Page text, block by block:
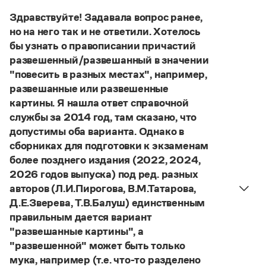
Справочники
Правила русской орфографии и пунктуации
Русский язык. Краткий теоретический курс
для школьников
Письмовник
Справочник по пунктуации
Словарь-справочник трудностей
Справочник по фразеологии
Азбучные истины
Словарь-справочник непростые слова
Все справочники портала
Журнал
Новости и события
Словарь русских имён
Словарь методических терминов
(1956)
Здравствуйте! Задавала вопрос ранее,
но на него так и не ответили. Хотелось
бы узнать о правописании причастий
развешенный/развешанный в значении
"повесить в разных местах", например,
развешанные или развешенные
картины. Я нашла ответ справочной
службы за 2014 год, там сказано, что
допустимы оба варианта. Однако в
сборниках для подготовки к экзаменам
более позднего издания (2022, 2024,
2026 годов выпуска) под ред. разных
авторов (Л.И.Пирогова, В.М.Татарова,
Д.Е.Зверева, Т.В.Балуш) единственным
правильным дается вариант
"развешанные картины", а
"развешенной" может быть только
мука, например (т.е. что-то разделено